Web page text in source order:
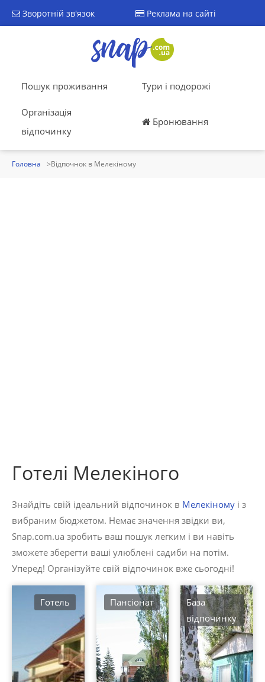
Зворотній зв'язок Реклама на сайті
Пошук проживання Тури і подорожі
Організація
відпочинку
Бронювання
Головна Відпочнок в Мелекіному
Готелі Мелекіного
Знайдіть свій ідеальний відпочинок в Мелекіному і з
вибраним бюджетом. Немає значення звідки ви,
Snap.com.ua зробить ваш пошук легким і ви навіть
зможете зберегти ваші улюблені садиби на потім.
Уперед! Організуйте свій відпочинок вже сьогодні!
Готель Пансіонат
База
відпочинку